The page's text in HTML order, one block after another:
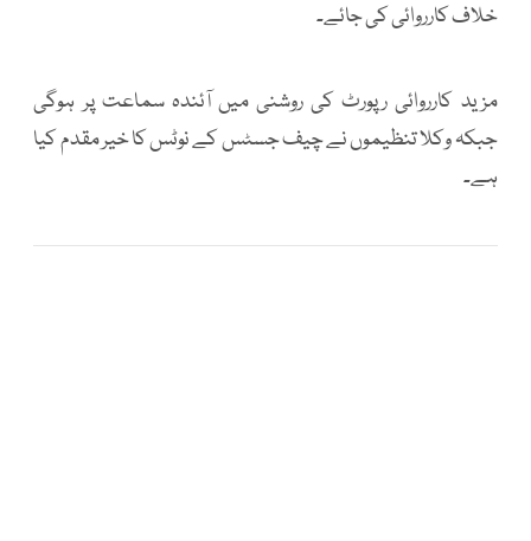
خلاف کارروائی کی جائے۔
مزید کارروائی رپورٹ کی روشنی میں آئندہ سماعت پر ہوگی
جبکہ وکلا تنظیموں نے چیف جسٹس کے نوٹس کا خیر مقدم کیا
ہے۔